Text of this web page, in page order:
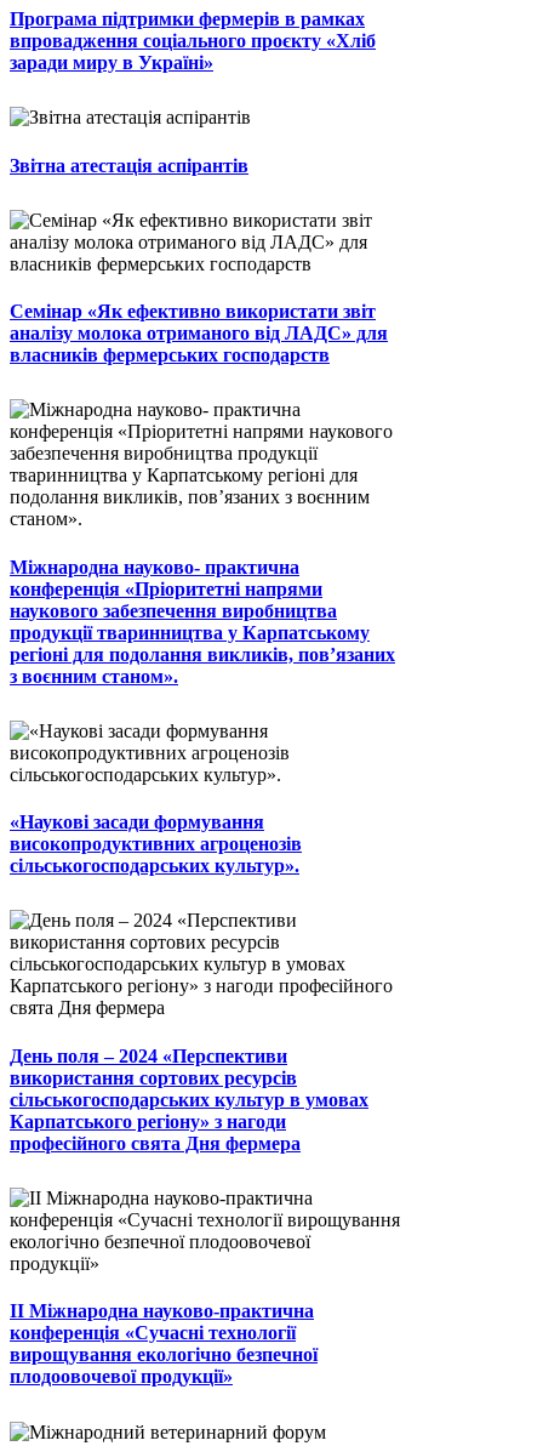
Програма підтримки фермерів в рамках
впровадження соціального проєкту «Хліб
заради миру в Україні»
Звітна атестація аспірантів
Семінар «Як ефективно використати звіт
аналізу молока отриманого від ЛАДС» для
власників фермерських господарств
Міжнародна науково- практична
конференція «Пріоритетні напрями
наукового забезпечення виробництва
продукції тваринництва у Карпатському
регіоні для подолання викликів, пов’язаних
з воєнним станом».
«Наукові засади формування
високопродуктивних агроценозів
сільськогосподарських культур».
День поля – 2024 «Перспективи
використання сортових ресурсів
сільськогосподарських культур в умовах
Карпатського регіону» з нагоди
професійного свята Дня фермера
II Міжнародна науково-практична
конференція «Сучасні технології
вирощування екологічно безпечної
плодоовочевої продукції»